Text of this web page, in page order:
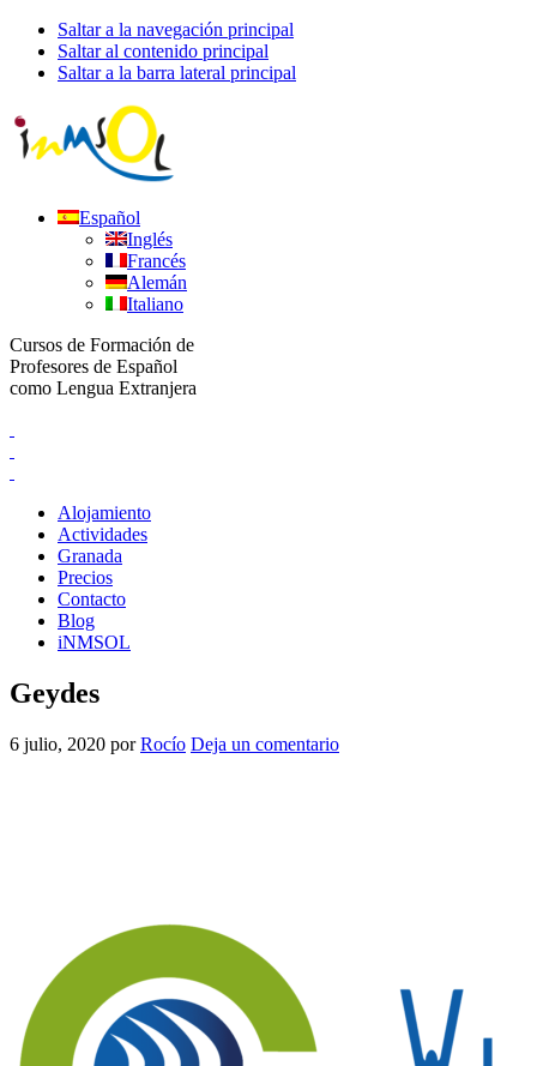
Saltar a la navegación principal
Saltar al contenido principal
Saltar a la barra lateral principal
Español
Inglés
Francés
Alemán
Italiano
Cursos de Formación de
Profesores de Español
como Lengua Extranjera
Alojamiento
Actividades
Granada
Precios
Contacto
Blog
iNMSOL
Geydes
6 julio, 2020 porRocío Deja un comentario